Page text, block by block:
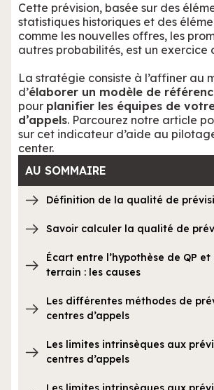
Cette prévision, basée sur des
statistiques historiques et des
comme les nouvelles offres, les
autres probabilités, est un exercice
La stratégie consiste à l’affiner au
d’élaborer un modèle de
pour planifier les équipes de
d’appels. Parcourez notre article
sur cet indicateur d’aide au
center.
AU SOMMAIRE
Définition de la qualité de
Savoir calculer la qualité de
Écart entre l’hypothèse de QP
terrain : les causes
Les différentes méthodes de
centres d’appels
Les limites intrinsèques aux
centres d’appels